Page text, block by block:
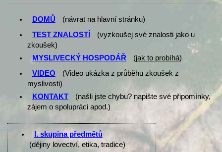
DOMŮ
(návrat na hlavní stránku)
TEST ZNALOSTÍ
(vyzkoušej své znalosti jako u
zkoušek)
MYSLIVECKÝ HOSPODÁŘ
(jak to probíhá)
VIDEO
(Video ukázka z průběhu zkoušek z
myslivosti)
KONTAKT
(našli jste chybu? napište své připomínky,
zájem o spolupráci apod.)
I. skupina předmětů
(dějiny lovectví, etika, tradice)